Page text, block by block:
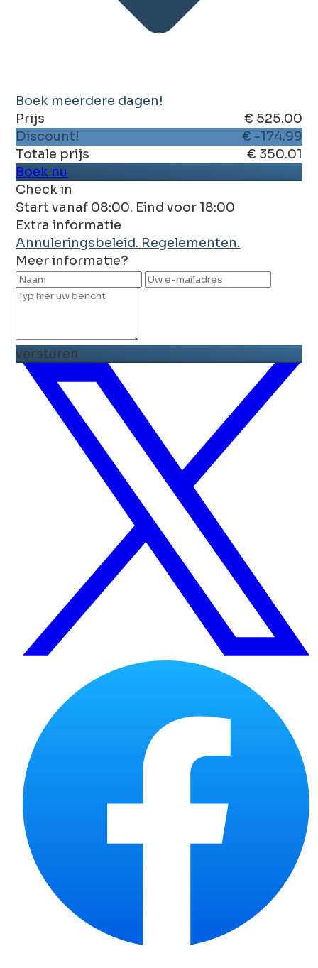
Boek meerdere dagen!
Prijs
€ 525.00
Discount!
€ -174.99
Totale prijs
€ 350.01
Boek nu
Check in
Start vanaf 08:00. Eind voor 18:00
Extra informatie
Annuleringsbeleid. Regelementen.
Meer informatie?
versturen